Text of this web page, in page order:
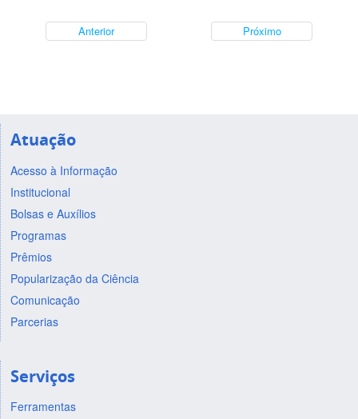
Anterior Próximo
Atuação
Acesso à Informação
Institucional
Bolsas e Auxílios
Programas
Prêmios
Popularização da Ciência
Comunicação
Parcerias
Serviços
Ferramentas